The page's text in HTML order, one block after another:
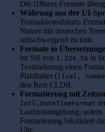
Die i18next-Formate
Währung aus der UI-
Transaktionsdatum.
Nutzer mit deutschen
stillschweigend zu EUR.
Formate in
im Stil von 1.234,56 in
Textänderung einen
Platzhalter ({{val,
den Rest CLDR.
Formatierung mit
Intl.DateTimeFormat
Laufzeitumgebung, sofern
Formatierung lokalisiert
Uhr.